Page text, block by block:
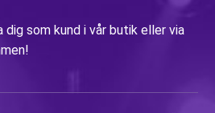
som kund i vår butik eller via